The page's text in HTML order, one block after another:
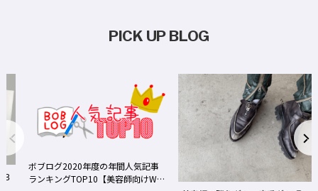
PICK UP BLOG
ブログ2020年度の年間人気記事
ンキングTOP10【美容師向けWe